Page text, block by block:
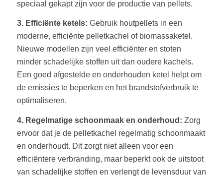
speciaal gekapt zijn voor de productie van pellets.
3. Efficiënte ketels: Gebruik houtpellets in een
moderne, efficiënte pelletkachel of biomassaketel.
Nieuwe modellen zijn veel efficiënter en stoten
minder schadelijke stoffen uit dan oudere kachels.
Een goed afgestelde en onderhouden ketel helpt om
de emissies te beperken en het brandstofverbruik te
optimaliseren.
4. Regelmatige schoonmaak en onderhoud: Zorg
ervoor dat je de pelletkachel regelmatig schoonmaakt
en onderhoudt. Dit zorgt niet alleen voor een
efficiëntere verbranding, maar beperkt ook de uitstoot
van schadelijke stoffen en verlengt de levensduur van